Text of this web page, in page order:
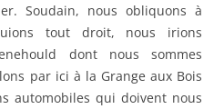
Soudain, nous obliquons à
tout droit, nous irions
dont nous sommes
par ici à la Grange aux Bois
automobiles qui doivent nous